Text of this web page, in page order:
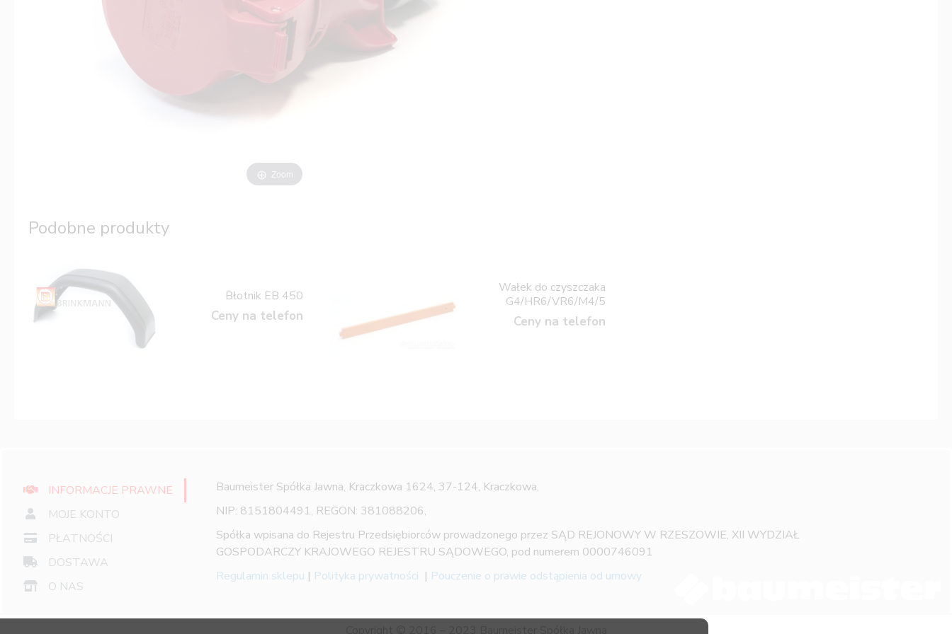
Zoom
Podobne produkty
Błotnik EB 450
Ceny na telefon
Wałek do czyszczaka
G4/HR6/VR6/M4/5
Ceny na telefon
INFORMACJE PRAWNE
MOJE KONTO
PŁATNOŚCI
DOSTAWA
O NAS
Baumeister Spółka Jawna, Kraczkowa 1624, 37-124, Kraczkowa,
NIP: 8151804491, REGON: 381088206,
Spółka wpisana do Rejestru Przedsiębiorców prowadzonego przez SĄD REJONOWY W RZESZOWIE, XII WYDZIAŁ
GOSPODARCZY KRAJOWEGO REJESTRU SĄDOWEGO, pod numerem 0000746091
Regulamin sklepu | Polityka prywatności | Pouczenie o prawie odstąpienia od umowy